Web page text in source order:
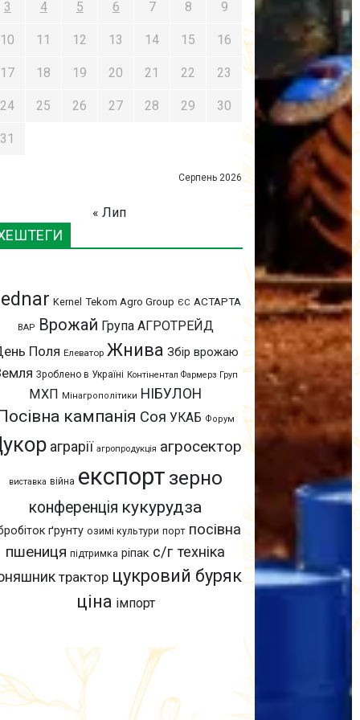
Серпень 2026
3 4 5 6 7 8 9
10 11 12 13 14 15 16
17 18 19 20 21 22 23
24 25 26 27 28 29 30
31
« Лип
Kernel Tekom Agro Group ЄС АСТАРТА
ВАР Врожай Група АГРОТРЕЙД
Поля Елеватор Жнива Збір врожаю
Зроблено в Україні Контінентал Фармерз Груп
МХП Мінагрополітики НІБУЛОН
кампанія Соя УКАБ Форум
аграрії агропродукція агросектор
виставка війна експорт зерно
конференція кукурудза
ґрунту озимі культури порт посівна
пшениця підтримка ріпак с/г техніка
трактор цукровий буряк
ціна імпорт